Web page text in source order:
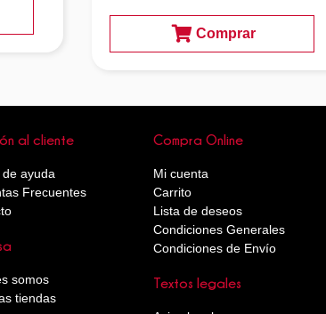
Comprar
al cliente
ayuda
Frecuentes
somos
tiendas
Compra Online
Mi cuenta
Carrito
Lista de deseos
Condiciones Generales
Condiciones de Envío
Textos legales